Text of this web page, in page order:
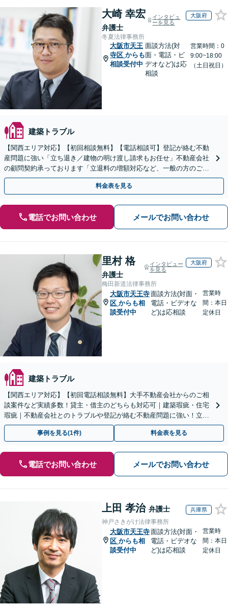
大崎 幸宏
弁護士
インタビュ
ーを見る
大阪府
冬夏法律事務所
大阪市天王
寺区 からも
相談受付中
面談方法(対
面・電話・ビ
デオなど)は応
相談
営業時間：0
9:00~18:00
（土日祝日）
建築トラブル
【関西エリア対応】【初回相談無料】【電話相談可】登記が絡む不動
産問題に強い「立ち退き／建物の明け渡し請求もお任せ」不動産会社
の顧問契約承っております「立退料の増額対応など、一般の方のご相
談に対応」【夜間・休日面談可】【メール相談対応】
料金表を見る
電話でお問い合わせ メールでお問い合わせ
里村 格
弁護士
インタビュー
を見る
大阪府
梅田新道法律事務所
大阪市天王寺
区 からも相
談受付中
面談方法(対面・
電話・ビデオな
ど)は応相談
営業時
間：本日
定休日
建築トラブル
【関西エリア対応】【初回電話相談無料】大手不動産会社からのご相
談案件など実績多数！貸主・借主のどちらも対応可｜建築瑕疵・住宅
瑕疵｜不動産会社とのトラブルや登記が絡む不動産問題に強い！立ち
退き／建物の明け渡し請求【Zooｍ相談可】
事例を見る(1件) 料金表を見る
電話でお問い合わせ メールでお問い合わせ
上田 孝治 弁護士 兵庫県
神戸さきがけ法律事務所
大阪市天王寺
区 からも相
談受付中
面談方法(対面・
電話・ビデオな
ど)は応相談
営業時
間：本日
定休日